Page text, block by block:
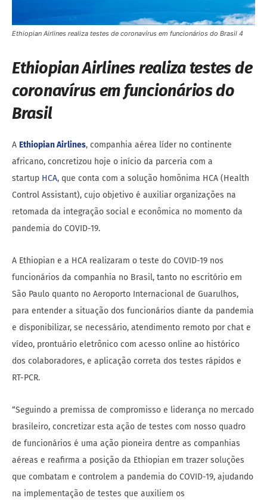
Ethiopian Airlines realiza testes de coronavírus em funcionários do Brasil 4
Ethiopian Airlines realiza testes de
coronavírus em funcionários do
Brasil
A Ethiopian Airlines, companhia aérea líder no continente
africano, concretizou hoje o início da parceria com a
startup HCA, que conta com a solução homônima HCA (Health
Control Assistant), cujo objetivo é auxiliar organizações na
retomada da integração social e econômica no momento da
pandemia do COVID-19.
A Ethiopian e a HCA realizaram o teste do COVID-19 nos
funcionários da companhia no Brasil, tanto no escritório em
São Paulo quanto no Aeroporto Internacional de Guarulhos,
para entender a situação dos funcionários diante da pandemia
e disponibilizar, se necessário, atendimento remoto por chat e
vídeo, prontuário eletrônico com acesso online ao histórico
dos colaboradores, e aplicação correta dos testes rápidos e
RT-PCR.
“Seguindo a premissa de compromisso e liderança no mercado
brasileiro, concretizar esta ação de testes com nosso quadro
de funcionários é uma ação pioneira dentre as companhias
aéreas e reafirma a posição da Ethiopian em trazer soluções
que combatam e controlem a pandemia do COVID-19, ajudando
na implementação de testes que auxiliem os